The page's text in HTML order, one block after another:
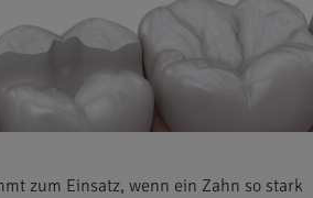
zum Einsatz, wenn ein Zahn so stark